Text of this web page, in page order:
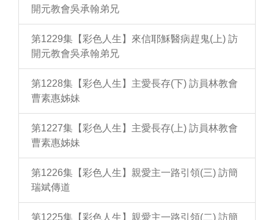
開元教會吳承翰弟兄
第1229集【彩色人生】來信耶穌醫病趕鬼(上) 訪
開元教會吳承翰弟兄
第1228集【彩色人生】主愛長存(下) 訪員林教會
曹素惠姊妹
第1227集【彩色人生】主愛長存(上) 訪員林教會
曹素惠姊妹
第1226集【彩色人生】親愛主一路引領(三) 訪簡
瑞斌傳道
第1225集【彩色人生】親愛主一路引領(二) 訪簡